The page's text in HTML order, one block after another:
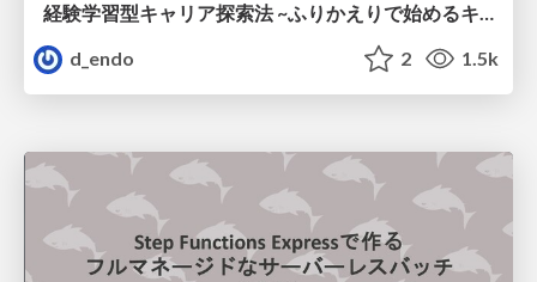
経験学習型キャリア探索法 ~ふりかえりで始めるキャリアパスの見つけ方~
d_endo
2 1.5k